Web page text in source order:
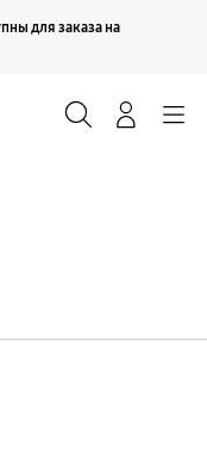
для заказа на
Продолжить